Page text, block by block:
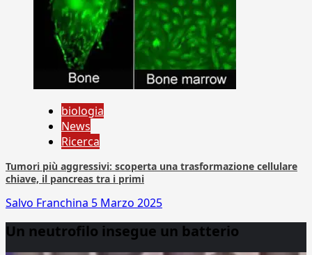
biologia
News
Ricerca
Tumori più aggressivi: scoperta una trasformazione cellulare
chiave, il pancreas tra i primi
Salvo Franchina 5 Marzo 2025
Un neutrofilo insegue un batterio